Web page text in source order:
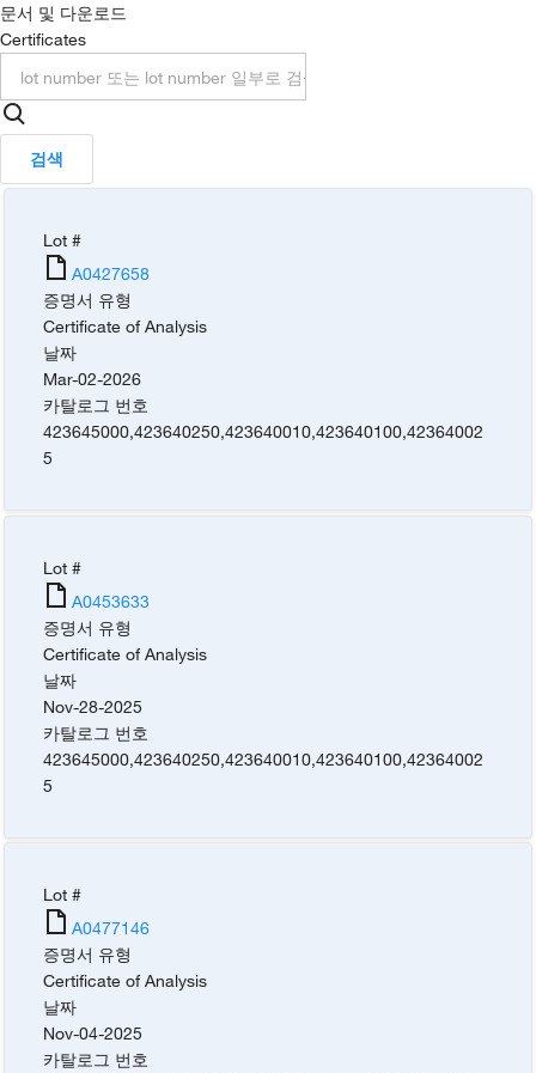
문서 및 다운로드
Certificates
검색
Lot #
A0427658
증명서 유형
Certificate of Analysis
날짜
Mar-02-2026
카탈로그 번호
423645000,423640250,423640010,423640100,42364002
5
Lot #
A0453633
증명서 유형
Certificate of Analysis
날짜
Nov-28-2025
카탈로그 번호
423645000,423640250,423640010,423640100,42364002
5
Lot #
A0477146
증명서 유형
Certificate of Analysis
날짜
Nov-04-2025
카탈로그 번호